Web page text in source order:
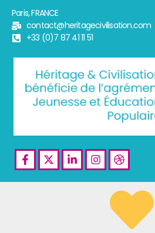
Paris, FRANCE
contact@heritagecivilisation.com
+33 (0)7 87 41 11 51
Facebook-
f
X-
twitter
Linkedin-
in
Instagram
Dribbble